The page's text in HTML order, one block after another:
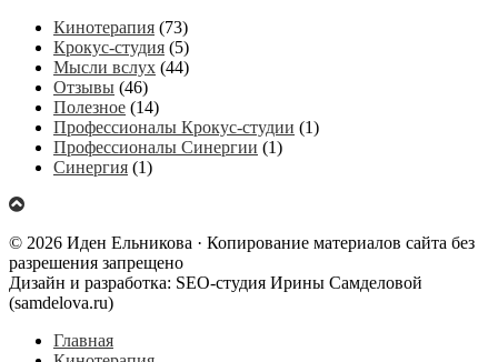
Кинотерапия (73)
Крокус-студия (5)
Мысли вслух (44)
Отзывы (46)
Полезное (14)
Профессионалы Крокус-студии (1)
Профессионалы Синергии (1)
Синергия (1)
© 2026 Иден Ельникова · Копирование материалов сайта без
разрешения запрещено
Дизайн и разработка: SEO-студия Ирины Самделовой
(samdelova.ru)
Главная